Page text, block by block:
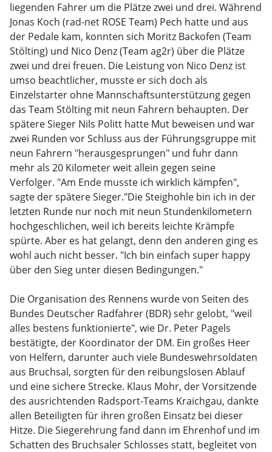
liegenden Fahrer um die Plätze zwei und drei. Während
Jonas Koch (rad-net ROSE Team) Pech hatte und aus
der Pedale kam, konnten sich Moritz Backofen (Team
Stölting) und Nico Denz (Team ag2r) über die Plätze
zwei und drei freuen. Die Leistung von Nico Denz ist
umso beachtlicher, musste er sich doch als
Einzelstarter ohne Mannschaftsunterstützung gegen
das Team Stölting mit neun Fahrern behaupten. Der
spätere Sieger Nils Politt hatte Mut beweisen und war
zwei Runden vor Schluss aus der Führungsgruppe mit
neun Fahrern "herausgesprungen" und fuhr dann
mehr als 20 Kilometer weit allein gegen seine
Verfolger. "Am Ende musste ich wirklich kämpfen",
sagte der spätere Sieger."Die Steighohle bin ich in der
letzten Runde nur noch mit neun Stundenkilometern
hochgeschlichen, weil ich bereits leichte Krämpfe
spürte. Aber es hat gelangt, denn den anderen ging es
wohl auch nicht besser. "Ich bin einfach super happy
über den Sieg unter diesen Bedingungen."
Die Organisation des Rennens wurde von Seiten des
Bundes Deutscher Radfahrer (BDR) sehr gelobt, "weil
alles bestens funktionierte", wie Dr. Peter Pagels
bestätigte, der Koordinator der DM. Ein großes Heer
von Helfern, darunter auch viele Bundeswehrsoldaten
aus Bruchsal, sorgten für den reibungslosen Ablauf
und eine sichere Strecke. Klaus Mohr, der Vorsitzende
des ausrichtenden Radsport-Teams Kraichgau, dankte
allen Beteiligten für ihren großen Einsatz bei dieser
Hitze. Die Siegerehrung fand dann im Ehrenhof und im
Schatten des Bruchsaler Schlosses statt, begleitet von